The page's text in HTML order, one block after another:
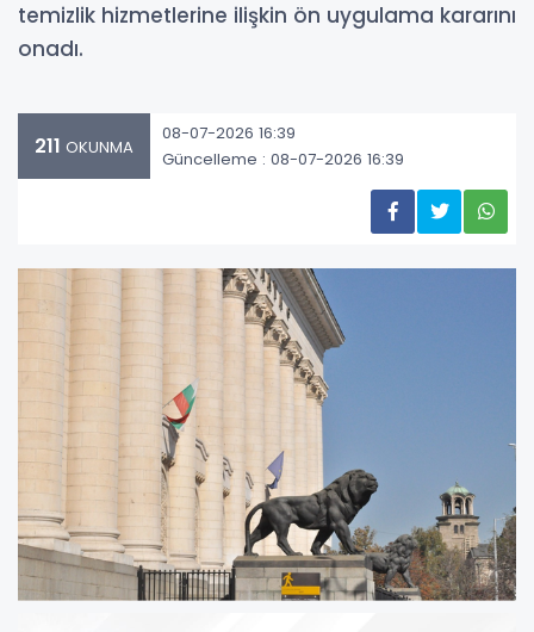
temizlik hizmetlerine ilişkin ön uygulama kararını
onadı.
211 OKUNMA
08-07-2026 16:39
Güncelleme : 08-07-2026 16:39